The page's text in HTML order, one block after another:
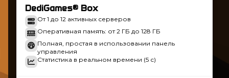
DediGames® Box
От 1 до 12 активных серверов
Оперативная память: от 2 ГБ до 128 ГБ
Полная, простая в использовании панель
управления
Статистика в реальном времени (5 с)